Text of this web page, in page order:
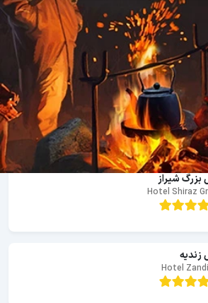
3.6 از5| از102 کاربر
های داخلی هتل های شیراز
رز
Hotel
بزرگ شیراز
Hotel Shiraz
زندیه
Hotel